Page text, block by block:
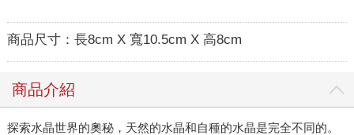
商品尺寸： 長8cm X 寬10.5cm X 高8cm
商品介紹
探索水晶世界的奧秘，天然的水晶和自種的水晶是完全不同的。